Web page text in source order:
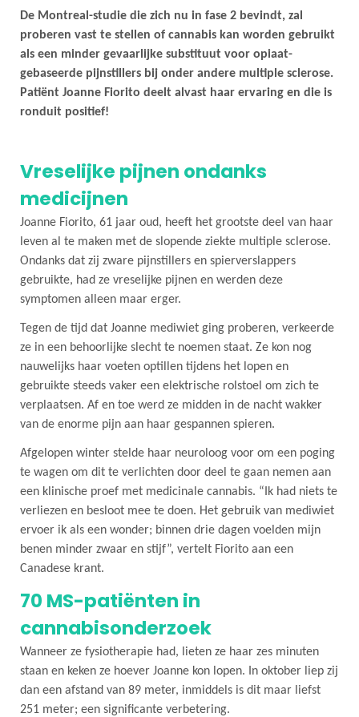
De Montreal-studie die zich nu in fase 2 bevindt, zal
proberen vast te stellen of cannabis kan worden gebruikt
als een minder gevaarlijke substituut voor opiaat-
gebaseerde pijnstillers bij onder andere multiple sclerose.
Patiënt Joanne Fiorito deelt alvast haar ervaring en die is
ronduit positief!
Vreselijke pijnen ondanks
medicijnen
Joanne Fiorito, 61 jaar oud, heeft het grootste deel van haar
leven al te maken met de slopende ziekte multiple sclerose.
Ondanks dat zij zware pijnstillers en spierverslappers
gebruikte, had ze vreselijke pijnen en werden deze
symptomen alleen maar erger.
Tegen de tijd dat Joanne mediwiet ging proberen, verkeerde
ze in een behoorlijke slecht te noemen staat. Ze kon nog
nauwelijks haar voeten optillen tijdens het lopen en
gebruikte steeds vaker een elektrische rolstoel om zich te
verplaatsen. Af en toe werd ze midden in de nacht wakker
van de enorme pijn aan haar gespannen spieren.
Afgelopen winter stelde haar neuroloog voor om een poging
te wagen om dit te verlichten door deel te gaan nemen aan
een klinische proef met medicinale cannabis. “Ik had niets te
verliezen en besloot mee te doen. Het gebruik van mediwiet
ervoer ik als een wonder; binnen drie dagen voelden mijn
benen minder zwaar en stijf”, vertelt Fiorito aan een
Canadese krant.
70 MS-patiënten in
cannabisonderzoek
Wanneer ze fysiotherapie had, lieten ze haar zes minuten
staan en keken ze hoever Joanne kon lopen. In oktober liep zij
dan een afstand van 89 meter, inmiddels is dit maar liefst
251 meter; een significante verbetering.